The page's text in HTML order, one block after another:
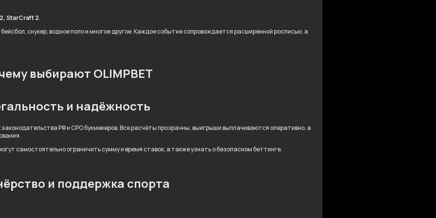
StarCraft 2.
снукер, водное поло и многое другое. Каждое событие сопровождается расширенной росписью, а
выбирают OLIMPBET
и надёжность
РФ и СРО букмекеров. Все расчёты прозрачны, выигрыши выплачиваются оперативно, а
самостоятельно ограничить сумму и время ставок, а также узнать о безопасном беттинге.
и поддержка спорта